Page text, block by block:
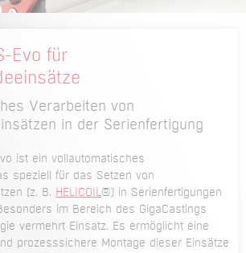
Evo für
Verarbeiten von
in der Serienfertigung
ist ein vollautomatisches
speziell für das Setzen von
(z. B. HELICOIL®) in Serienfertigungen
im Bereich des GigaCastings
vermehrt Einsatz. Es ermöglicht eine
prozesssichere Montage dieser Einsätze